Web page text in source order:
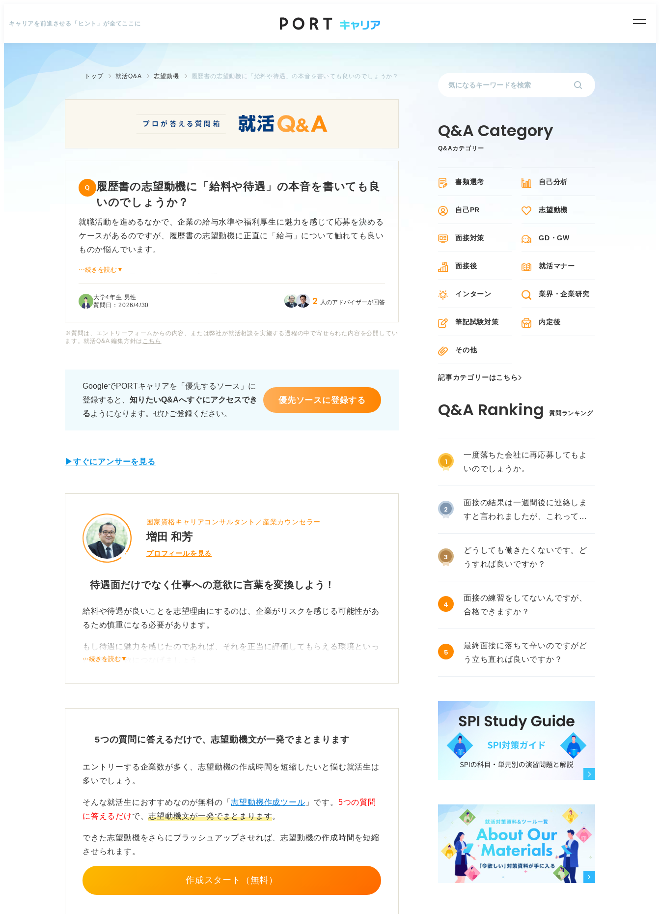
キャリアを前進させる「ヒント」が全てここに
トップ 就活Q&A 志望動機 履歴書の志望動機に「給料や待遇」の本音を書いても良いのでしょうか？
履歴書の志望動機に「給料や待遇」の本音を書いても良
いのでしょうか？
就職活動を進めるなかで、企業の給与水準や福利厚生に魅力を感じて応募を決める
ケースがあるのですが、履歴書の志望動機に正直に「給与」について触れても良い
ものか悩んでいます。
のでは」とネガティブにとらえられないか不安です。
かといって、建前ばかりの志望動機を書くことにも違和感があります。
待遇面を重視する際の志望動機の書き方のマナーや、本音と建前をうまく調和させ
て熱意を伝えるテクニックについてアドバイスをお願いします。
⋯続きを読む▼
大学4年生 男性
質問日：2026/4/30 2 人のアドバイザーが回答
※質問は、エントリーフォームからの内容、または弊社が就活相談を実施する過程の中で寄せられた内容を公開してい
ます。就活Q&A 編集方針は こちら
GoogleでPORTキャリアを「優先するソース」に
登録すると、 知りたいQ&Aへすぐにアクセスでき
るようになります。ぜひご登録ください。
優先ソースに登録する
▶すぐにアンサーを見る
国家資格キャリアコンサルタント／産業カウンセラー
増田 和芳
プロフィールを見る
待遇面だけでなく仕事への意欲に言葉を変換しよう！
給料や待遇が良いことを志望理由にするのは、企業がリスクを感じる可能性があ
るため慎重になる必要があります。
もし待遇に魅力を感じたのであれば、それを正当に評価してもらえる環境といっ
た仕事の意欲につなげましょう。
自分の言葉で深掘りし、前向きな姿勢を前面に出すことで、一緒に働きたいと思
とを中心に構成してください。
待遇だけでなく、その環境で自分がどう成長し、会社にどう貢献できるのかとい
う点を具体的に言語化します。
自分にしか言えない前向きな理由を添えることで、採用担当者の心に響く志望動
機を完成させましょう。
0
⋯続きを読む▼
5つの質問に答えるだけで、志望動機文が一発でまとまります
エントリーする企業数が多く、志望動機の作成時間を短縮したいと悩む就活生は
多いでしょう。
そんな就活生におすすめなのが無料の「志望動機作成ツール 」です。 5つの質問
に答えるだけで、志望動機文が一発でまとまります。
できた志望動機をさらにブラッシュアップさせれば、志望動機の作成時間を短縮
させられます。
作成スタート（無料）
Q&Aカテゴリー
書類選考 自己分析
自己PR 志望動機
面接対策 GD・GW
面接後 就活マナー
インターン 業界・企業研究
筆記試験対策 内定後
その他
記事カテゴリーはこちら
質問ランキング
1
一度落ちた会社に再応募してもよ
いのでしょうか。
2
面接の結果は一週間後に連絡しま
すと言われましたが、これって不
3
どうしても働きたくないです。ど
うすれば良いですか？
4
面接の練習をしてないんですが、
合格できますか？
5
最終面接に落ちて辛いのですがど
う立ち直れば良いですか？